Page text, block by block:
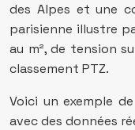
des Alpes et une
parisienne illustre
au m², de tension
classement PTZ.
Voici un exemple
avec des données